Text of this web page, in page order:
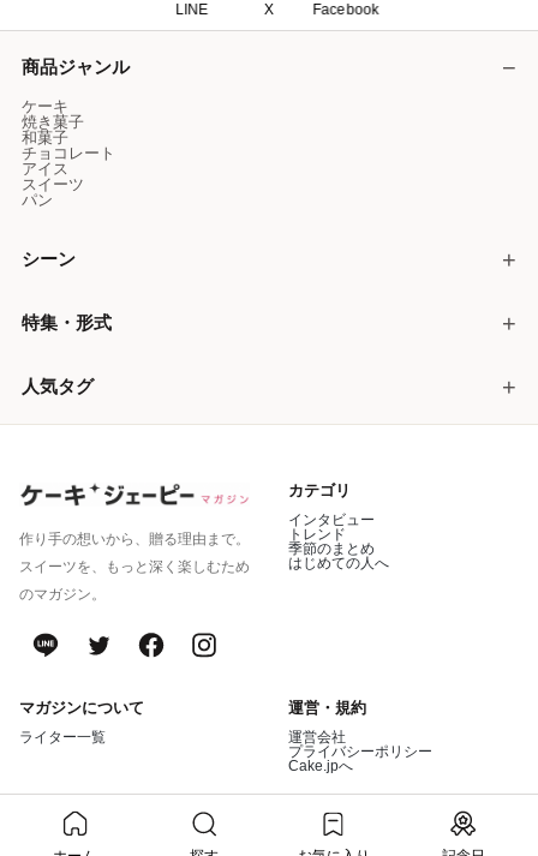
LINE X Facebook
商品ジャンル
ケーキ
焼き菓子
和菓子
チョコレート
アイス
スイーツ
パン
シーン
特集・形式
人気タグ
作り手の想いから、贈る理由まで。
スイーツを、もっと深く楽しむため
のマガジン。
カテゴリ
インタビュー
トレンド
季節のまとめ
はじめての人へ
マガジンについて
ライター一覧
運営・規約
運営会社
プライバシーポリシー
Cake.jpへ